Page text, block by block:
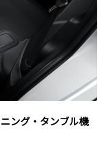
ング・タンブル機